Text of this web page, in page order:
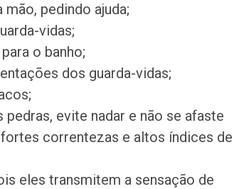
pedindo ajuda;
vidas;
o banho;
dos guarda-vidas;
evite nadar e não se afaste
correntezas e altos índices de
eles transmitem a sensação de